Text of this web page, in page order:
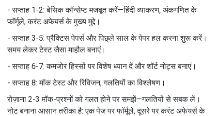
- सप्ताह 1-2: बेसिक कॉन्सेप्ट मजबूत करें—हिंदी व्याकरण, अंकगणित के
फॉर्मूले, करंट अफेयर्स के मुख्य मुद्दे।
- सप्ताह 3-5: प्रैक्टिस पेपर्स और पिछ्ले साल के पेपर हल करना शुरू करें।
समय लेकर टेस्ट जैसा माहौल बनाएं।
- सप्ताह 6-7: कमजोर हिस्सों पर विशेष ध्यान दें और शॉर्ट नोट्स बनाएं।
- सप्ताह 8: मॉक टेस्ट और रिविजन, गलतियों का विश्लेषण।
रोज़ाना 2-3 मॉक-प्रश्नों को गलत होने पर समझें—गलतियों से सबक लें।
नोट बनाना आसान तरीका है: एक पेज पर फॉर्मूले, दूसरे पर करंट अफेयर्स के